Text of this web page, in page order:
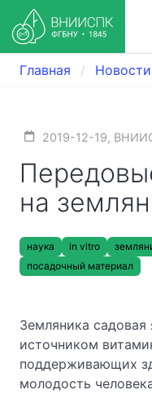
Главная Новости
2019-12-19,
на
наука in vitro
посадочный материал
Земляника
источником
поддерживающих
молодость